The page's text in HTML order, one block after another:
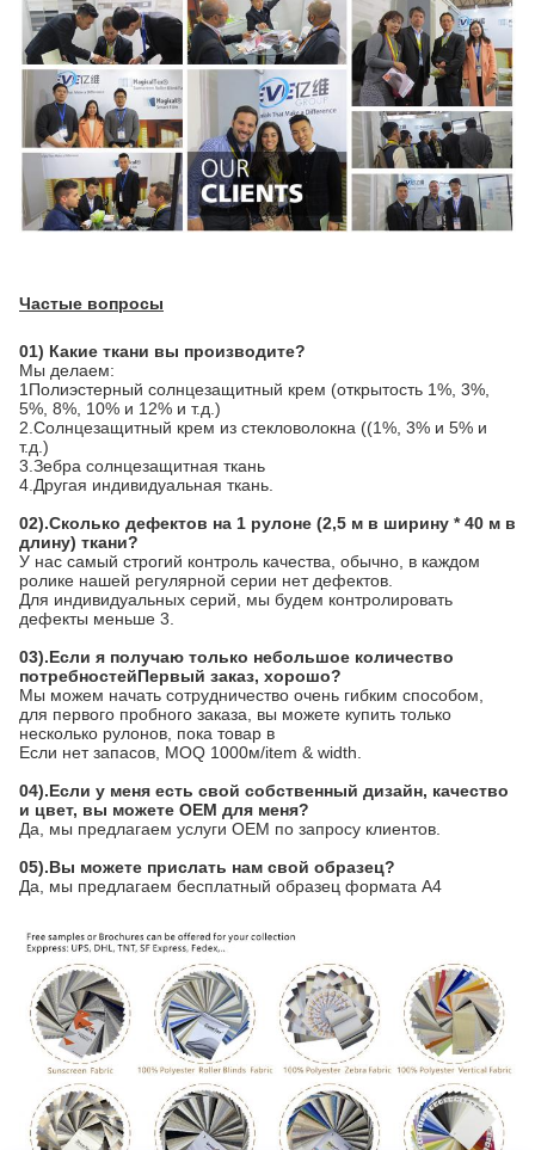
Частые вопросы
01) Какие ткани вы производите?
Мы делаем:
1Полиэстерный солнцезащитный крем (открытость 1%, 3%,
5%, 8%, 10% и 12% и т.д.)
2.Солнцезащитный крем из стекловолокна ((1%, 3% и 5% и
т.д.)
3.Зебра солнцезащитная ткань
4.Другая индивидуальная ткань.
02).Сколько дефектов на 1 рулоне (2,5 м в ширину * 40 м в
длину) ткани?
У нас самый строгий контроль качества, обычно, в каждом
ролике нашей регулярной серии нет дефектов.
Для индивидуальных серий, мы будем контролировать
дефекты меньше 3.
03).Если я получаю только небольшое количество
потребностейПервый заказ, хорошо?
Мы можем начать сотрудничество очень гибким способом,
для первого пробного заказа, вы можете купить только
несколько рулонов, пока товар в
Если нет запасов, MOQ 1000м/item & width.
04).Если у меня есть свой собственный дизайн, качество
и цвет, вы можете OEM для меня?
Да, мы предлагаем услуги OEM по запросу клиентов.
05).Вы можете прислать нам свой образец?
Да, мы предлагаем бесплатный образец формата А4